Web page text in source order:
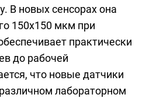
В новых сенсорах она
150х150 мкм при
практически
до рабочей
что новые датчики
лабораторном